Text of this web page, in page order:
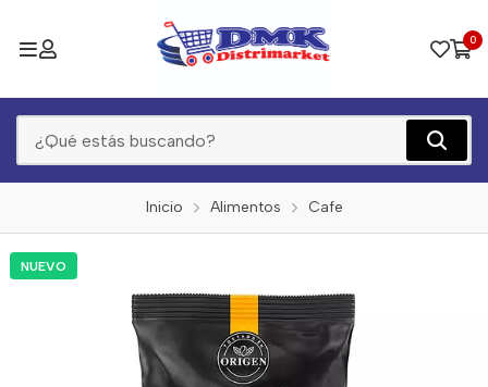
0
Inicio Alimentos Cafe
NUEVO